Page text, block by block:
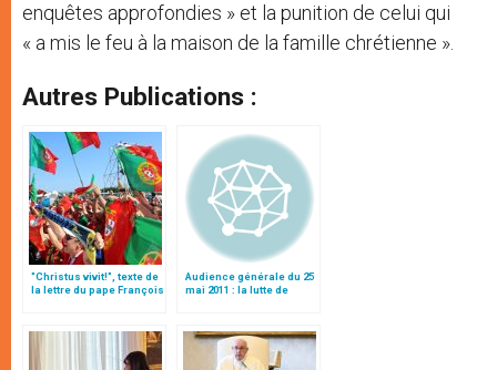
enquêtes approfondies » et la punition de celui qui
« a mis le feu à la maison de la famille chrétienne ».
Autres Publications :
"Christus vivit!", texte de
la lettre du pape François
Audience générale du 25
mai 2011 : la lutte de